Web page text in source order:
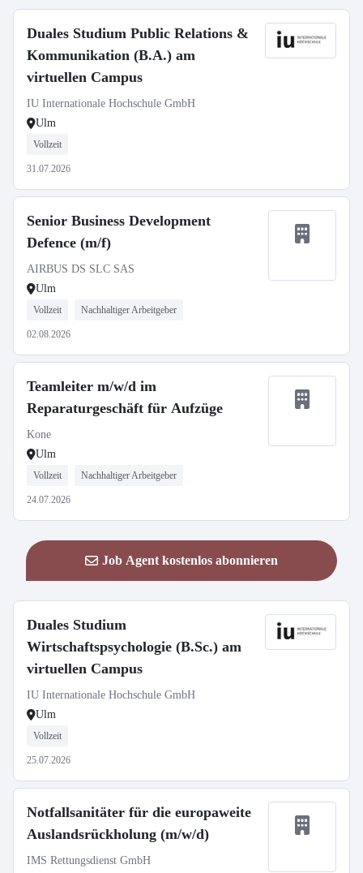
Duales Studium Public Relations &
Kommunikation (B.A.) am
virtuellen Campus
IU Internationale Hochschule GmbH
Ulm
Vollzeit
31.07.2026
Senior Business Development
Defence (m/f)
AIRBUS DS SLC SAS
Ulm
Vollzeit Nachhaltiger Arbeitgeber
02.08.2026
Teamleiter m/w/d im
Reparaturgeschäft für Aufzüge
Kone
Ulm
Vollzeit Nachhaltiger Arbeitgeber
24.07.2026
Job Agent kostenlos abonnieren
Duales Studium
Wirtschaftspsychologie (B.Sc.) am
virtuellen Campus
IU Internationale Hochschule GmbH
Ulm
Vollzeit
25.07.2026
Notfallsanitäter für die europaweite
Auslandsrückholung (m/w/d)
IMS Rettungsdienst GmbH